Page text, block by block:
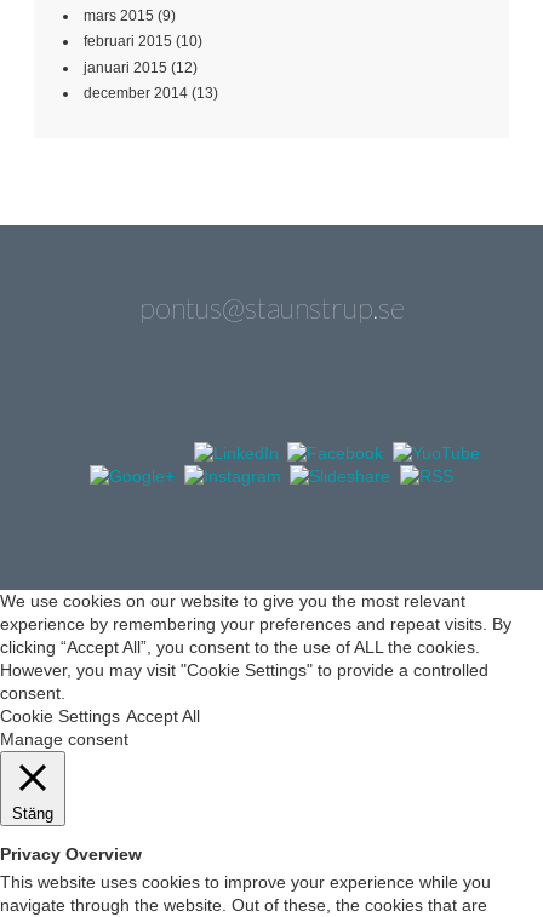
mars 2015 (9)
februari 2015 (10)
januari 2015 (12)
december 2014 (13)
pontus@staunstrup.se
We use cookies on our website to give you the most relevant
experience by remembering your preferences and repeat visits. By
clicking “Accept All”, you consent to the use of ALL the cookies.
However, you may visit "Cookie Settings" to provide a controlled
consent.
Cookie Settings Accept All
Manage consent
Stäng
Privacy Overview
This website uses cookies to improve your experience while you
navigate through the website. Out of these, the cookies that are